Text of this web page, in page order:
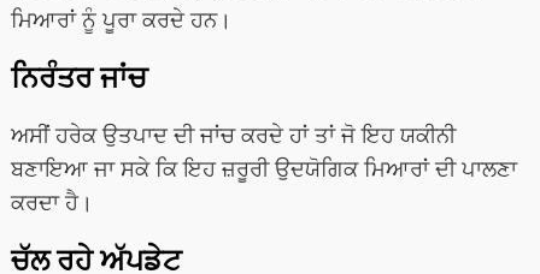
ਮਿਆਰਾਂ ਨੂੰ ਪੂਰਾ ਕਰਦੇ ਹਨ।
ਨਿਰੰਤਰ ਜਾਂਚ
ਅਸੀਂ ਹਰੇਕ ਉਤਪਾਦ ਦੀ ਜਾਂਚ ਕਰਦੇ ਹਾਂ ਤਾਂ ਜੋ ਇਹ ਯਕੀਨੀ
ਬਣਾਇਆ ਜਾ ਸਕੇ ਕਿ ਇਹ ਜ਼ਰੂਰੀ ਉਦਯੋਗਿਕ ਮਿਆਰਾਂ ਦੀ ਪਾਲਣਾ
ਕਰਦਾ ਹੈ।
ਚੱਲ ਰਹੇ ਅੱਪਡੇਟ